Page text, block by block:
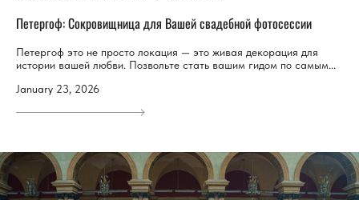
Петергоф: Сокровищница для Вашей свадебной фотосессии
Петергоф это не просто локация — это живая декорация для
истории вашей любви. Позвольте стать вашим гидом по самым...
January 23, 2026